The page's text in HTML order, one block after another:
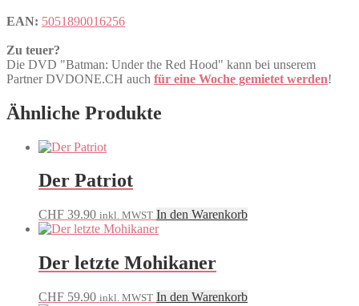
EAN: 5051890016256
Zu teuer?
Die DVD "Batman: Under the Red Hood" kann bei unserem
Partner DVDONE.CH auch für eine Woche gemietet werden!
Ähnliche Produkte
Der Patriot
CHF 39.90 inkl. MWST In den Warenkorb
Der letzte Mohikaner
CHF 59.90 inkl. MWST In den Warenkorb